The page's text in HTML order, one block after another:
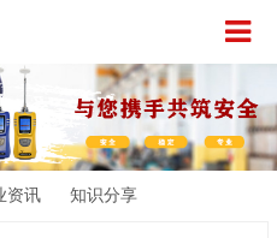
资讯 知识分享